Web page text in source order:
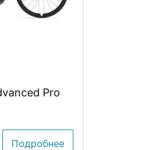
Pro
Подробнее